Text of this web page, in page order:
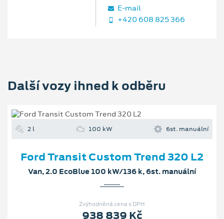
E‑mail
+420 608 825 366
Další vozy ihned k odběru
2 l 100 kW 6st. manuální
Ford Transit Custom Trend 320 L2
Van, 2.0 EcoBlue 100 kW/136 k, 6st. manuální
Zvýhodněná cena s DPH
938 839 Kč